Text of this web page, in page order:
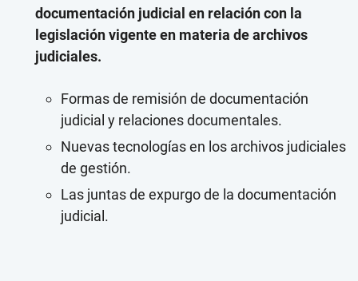
documentación judicial en relación con la
legislación vigente en materia de archivos
judiciales.
Formas de remisión de documentación
judicial y relaciones documentales.
Nuevas tecnologías en los archivos judiciales
de gestión.
Las juntas de expurgo de la documentación
judicial.